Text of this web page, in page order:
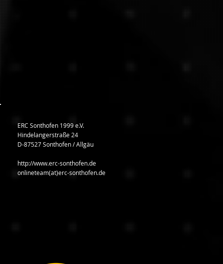
ERC Sonthofen 1999 e.V.
Hindelangerstraße 24
D-87527 Sonthofen / Allgäu
http://www.erc-sonthofen.de
onlineteam(at)erc-sonthofen.de